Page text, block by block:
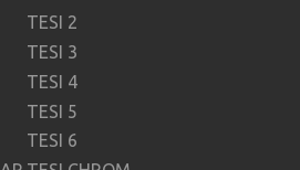
TESI 2
TESI 3
TESI 4
TESI 5
TESI 6